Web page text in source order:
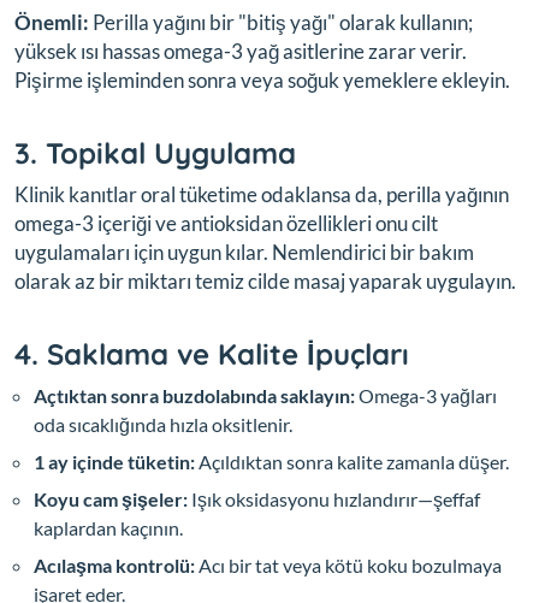
Önemli: Perilla yağını bir "bitiş yağı" olarak kullanın;
yüksek ısı hassas omega-3 yağ asitlerine zarar verir.
Pişirme işleminden sonra veya soğuk yemeklere ekleyin.
3. Topikal Uygulama
Klinik kanıtlar oral tüketime odaklansa da, perilla yağının
omega-3 içeriği ve antioksidan özellikleri onu cilt
uygulamaları için uygun kılar. Nemlendirici bir bakım
olarak az bir miktarı temiz cilde masaj yaparak uygulayın.
4. Saklama ve Kalite İpuçları
Açtıktan sonra buzdolabında saklayın:Omega-3 yağları
oda sıcaklığında hızla oksitlenir.
1 ay içinde tüketin:Açıldıktan sonra kalite zamanla düşer.
Koyu cam şişeler: Işık oksidasyonu hızlandırır—şeffaf
kaplardan kaçının.
Acılaşma kontrolü:Acı bir tat veya kötü koku bozulmaya
işaret eder.